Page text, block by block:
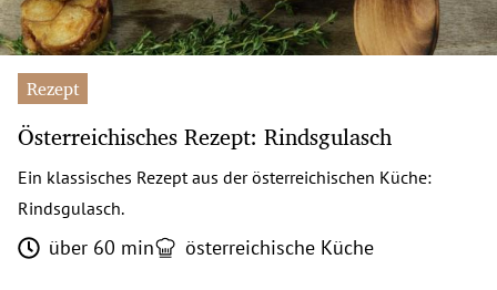
Rezept
Österreichisches Rezept: Rindsgulasch
Ein klassisches Rezept aus der österreichischen Küche:
Rindsgulasch.
über 60 min österreichische Küche